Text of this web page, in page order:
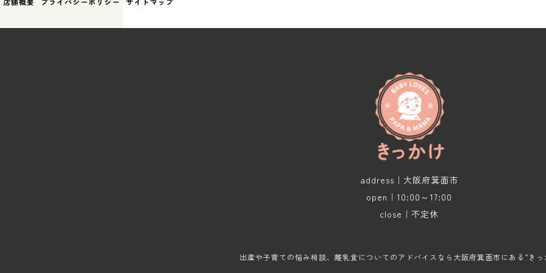
address｜大阪府箕面市
open｜10:00～17:00
close｜不定休
出産や子育ての悩み相談、離乳食についてのアドバイスなら大阪府箕面市にある”きっ